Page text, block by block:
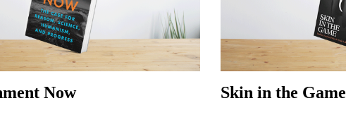
Now Skin in the Game